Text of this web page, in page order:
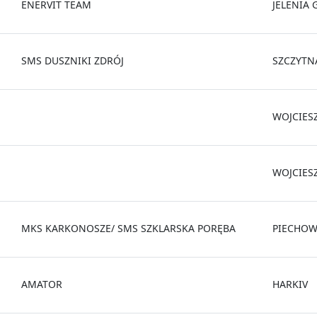
ENERVIT TEAM JELENIA
SMS DUSZNIKI ZDRÓJ
MKS KARKONOSZE/ SMS SZKLARSKA PORĘBA
AMATOR HARKIV